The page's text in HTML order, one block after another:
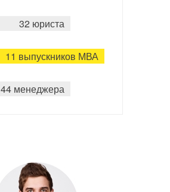
32 юриста
11 выпускников МВА
44 менеджера